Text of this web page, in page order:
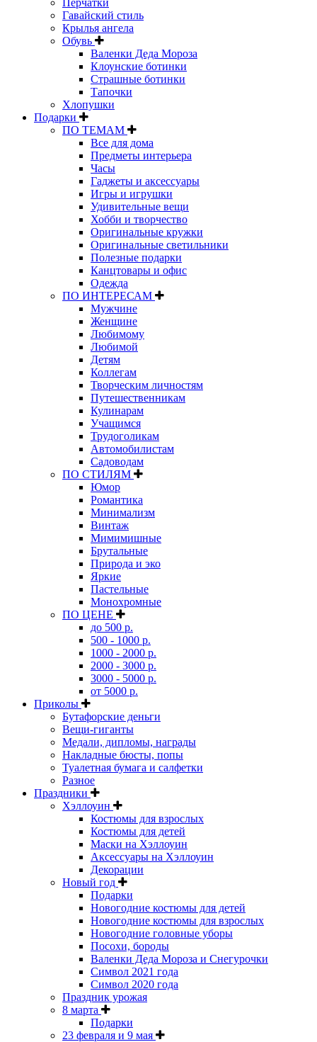
Гавайский стиль
Крылья ангела
Обувь
Валенки Деда Мороза
Клоунские ботинки
Страшные ботинки
Тапочки
Хлопушки
Подарки
ПО ТЕМАМ
Все для дома
Предметы интерьера
Часы
Гаджеты и аксессуары
Игры и игрушки
Удивительные вещи
Хобби и творчество
Оригинальные кружки
Оригинальные светильники
Полезные подарки
Канцтовары и офис
Одежда
ПО ИНТЕРЕСАМ
Мужчине
Женщине
Любимому
Любимой
Детям
Коллегам
Творческим личностям
Путешественникам
Кулинарам
Учащимся
Трудоголикам
Автомобилистам
Садоводам
ПО СТИЛЯМ
Юмор
Романтика
Минимализм
Винтаж
Мимимишные
Брутальные
Природа и эко
Яркие
Пастельные
Монохромные
ПО ЦЕНЕ
до 500 р.
500 - 1000 р.
1000 - 2000 р.
2000 - 3000 р.
3000 - 5000 р.
от 5000 р.
Приколы
Бутафорские деньги
Вещи-гиганты
Медали, дипломы, награды
Накладные бюсты, попы
Туалетная бумага и салфетки
Разное
Праздники
Хэллоуин
Костюмы для взрослых
Костюмы для детей
Маски на Хэллоуин
Аксессуары на Хэллоуин
Декорации
Новый год
Подарки
Новогодние костюмы для детей
Новогодние костюмы для взрослых
Новогодние головные уборы
Посохи, бороды
Валенки Деда Мороза и Снегурочки
Символ 2021 года
Символ 2020 года
Праздник урожая
8 марта
Подарки
23 февраля и 9 мая